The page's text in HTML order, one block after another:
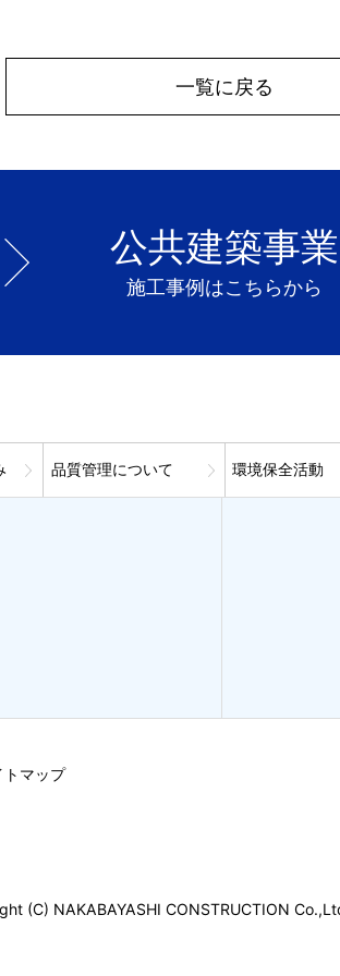
一覧に戻る
公共建築事業
施工事例はこちらから
品質管理について 環境保全活動
トマップ
(C) NAKABAYASHI CONSTRUCTION